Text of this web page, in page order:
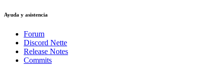
Ayuda y asistencia
Forum
Discord Nette
Release Notes
Commits